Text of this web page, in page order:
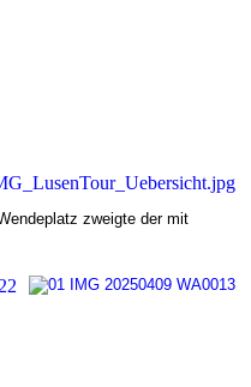
zweigte der mit